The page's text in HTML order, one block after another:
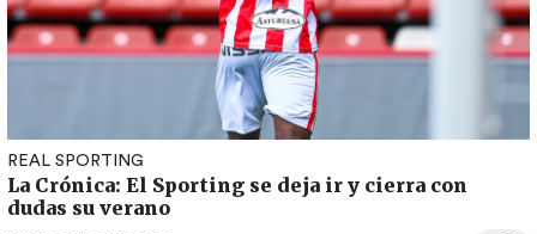
REAL SPORTING
La Crónica: El Sporting se deja ir y cierra con
dudas su verano